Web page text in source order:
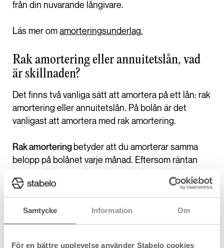
Samtycke Information Om
För en bättre upplevelse använder Stabelo cookies
från din nuvarande långivare.
Läs mer om amorteringsunderlag.
Rak amortering eller annuitetslån, vad
är skillnaden?
Det finns två vanliga sätt att amortera på ett lån: rak
amortering eller annuitetslån. På bolån är det
vanligast att amortera med rak amortering.
Rak amortering betyder att du amorterar samma
belopp på bolånet varje månad. Eftersom räntan
totala månadskostnad lägre med tiden.
Med ett annuitetslånbetalar du samma totala
belopp varje månad – en kombination av ränta och